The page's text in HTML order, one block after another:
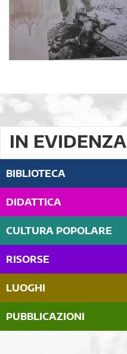
IN EVIDENZA
BIBLIOTECA
DIDATTICA
CULTURA POPOLARE
RISORSE
LUOGHI
PUBBLICAZIONI